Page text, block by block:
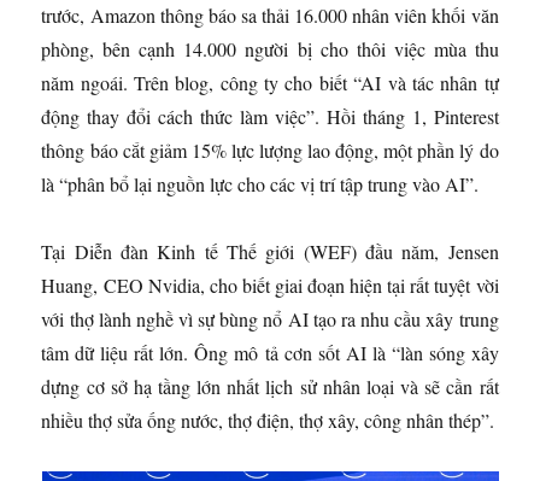
trước, Amazon thông báo sa thải 16.000 nhân viên khối văn
phòng, bên cạnh 14.000 người bị cho thôi việc mùa thu
năm ngoái. Trên blog, công ty cho biết “AI và tác nhân tự
động thay đổi cách thức làm việc”. Hồi tháng 1, Pinterest
thông báo cắt giảm 15% lực lượng lao động, một phần lý do
là “phân bổ lại nguồn lực cho các vị trí tập trung vào AI”.
Tại Diễn đàn Kinh tế Thế giới (WEF) đầu năm, Jensen
Huang, CEO Nvidia, cho biết giai đoạn hiện tại rất tuyệt vời
với thợ lành nghề vì sự bùng nổ AI tạo ra nhu cầu xây trung
tâm dữ liệu rất lớn. Ông mô tả cơn sốt AI là “làn sóng xây
dựng cơ sở hạ tầng lớn nhất lịch sử nhân loại và sẽ cần rất
nhiều thợ sửa ống nước, thợ điện, thợ xây, công nhân thép”.